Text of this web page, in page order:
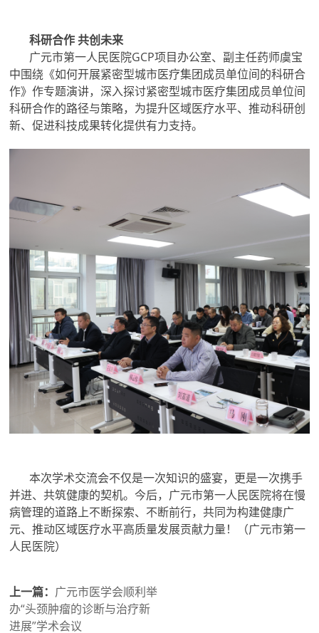
科研合作 共创未来
广元市第一人民医院GCP项目办公室、副主任药师虞宝
中围绕《如何开展紧密型城市医疗集团成员单位间的科研合
作》作专题演讲，深入探讨紧密型城市医疗集团成员单位间
科研合作的路径与策略，为提升区域医疗水平、推动科研创
新、促进科技成果转化提供有力支持。
本次学术交流会不仅是一次知识的盛宴，更是一次携手
并进、共筑健康的契机。今后，广元市第一人民医院将在慢
病管理的道路上不断探索、不断前行，共同为构建健康广
元、推动区域医疗水平高质量发展贡献力量！（广元市第一
人民医院）
上一篇： 广元市医学会顺利举
办“头颈肿瘤的诊断与治疗新
进展”学术会议